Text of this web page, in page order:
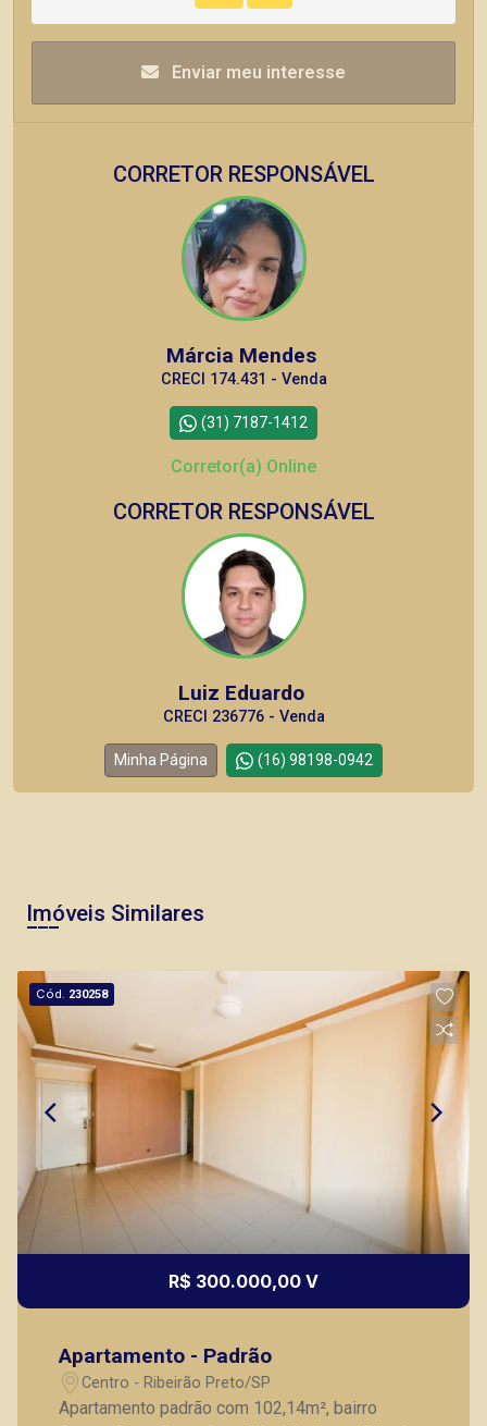
Enviar meu interesse
CORRETOR RESPONSÁVEL
Márcia Mendes
CRECI 174.431 - Venda
(31) 7187-1412
Corretor(a) Online
CORRETOR RESPONSÁVEL
Luiz Eduardo
CRECI 236776 - Venda
Minha Página (16) 98198-0942
Imóveis Similares
Cód. 230258
R$ 300.000,00 V
Apartamento - Padrão
Centro - Ribeirão Preto/SP
Apartamento padrão com 102,14m², bairro